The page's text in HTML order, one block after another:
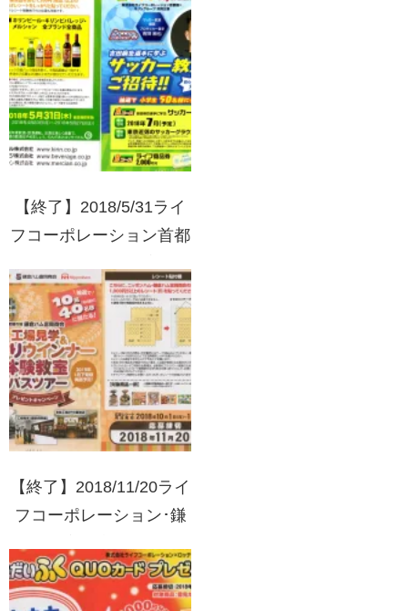
ャンペーン
【終了】2018/5/31ライ
フコーポレーション首都
麻也選手に学ぶサッカー
教室2018ご招待!!
【終了】2018/11/20ライ
フコーポレーション･鎌
ム 鎌倉ハム富岡商会工
場見学&手作りウインナ